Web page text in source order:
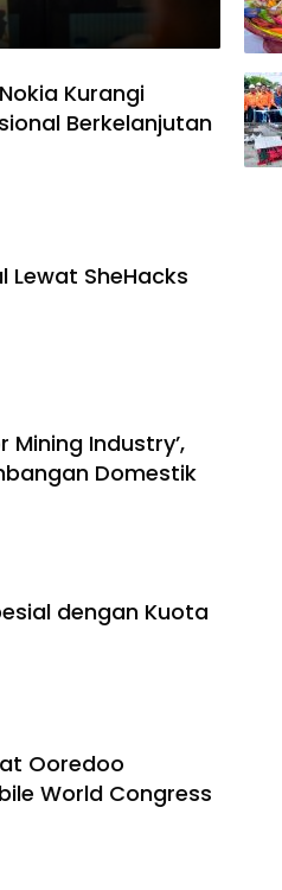
Kurangi
Berkelanjutan
Lewat SheHacks
Mining Industry’,
Domestik
dengan Kuota
Ooredoo
World Congress